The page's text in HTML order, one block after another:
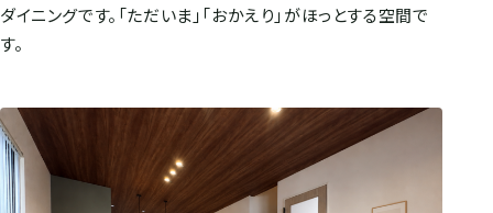
ダイニングです。「ただいま」「おかえり」がほっとする空間で
す。